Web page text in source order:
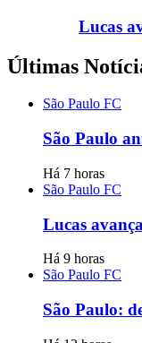
Lucas
Últimas
São Paulo FC
São Paulo
Há 7 horas
São Paulo FC
Lucas
Há 9 horas
São Paulo FC
São Paulo: